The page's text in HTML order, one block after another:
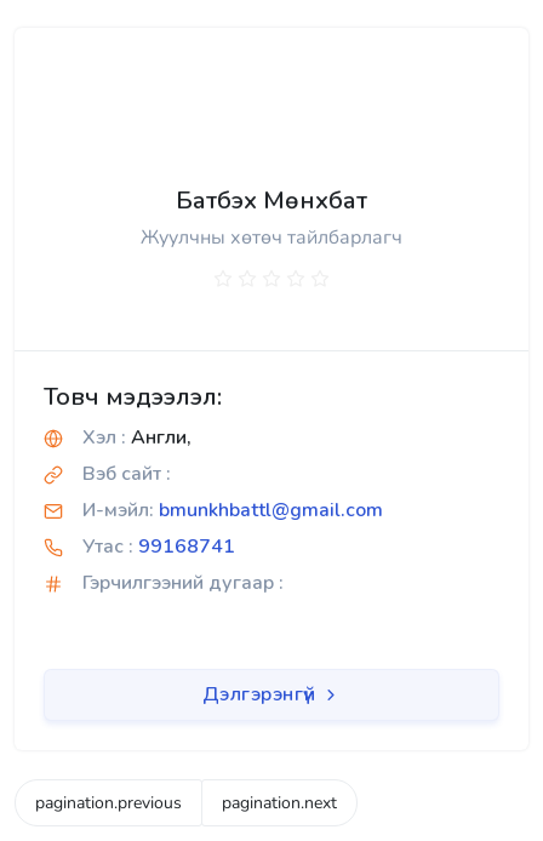
Батбэх Мөнхбат
Жуулчны хөтөч тайлбарлагч
Товч мэдээлэл:
Хэл : Англи,
Вэб сайт :
И-мэйл: bmunkhbattl@gmail.com
Утас : 99168741
Гэрчилгээний дугаар :
Дэлгэрэнгүй
pagination.previous pagination.next